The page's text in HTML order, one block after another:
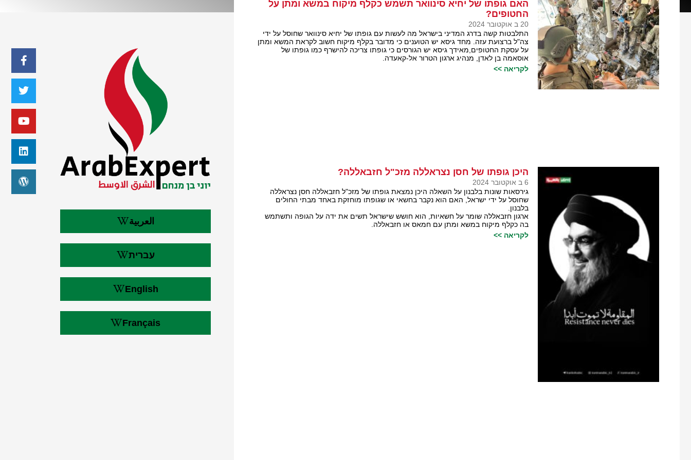
האם גופתו של יחיא סינוואר תשמש כקלף מיקוח במשא ומתן על
החטופים?
20 ב אוקטובר 2024
התלבטות קשה בדרג המדיני בישראל מה לעשות עם גופתו של יחיא סינוואר שחוסל על ידי
צה"ל ברצועת עזה. מחד גיסא יש הטוענים כי מדובר בקלף מיקוח חשוב לקראת המשא ומתן
על עסקת החטופים,מאידך גיסא יש הגורסים כי גופתו צריכה להישרף כמו גופתו של
אוסאמה בן לאדן, מנהיג ארגון הטרור אל-קאעדה.
לקריאה >>
היכן גופתו של חסן נצראללה מזכ"ל חזבאללה?
6 ב אוקטובר 2024
גירסאות שונות בלבנון על השאלה היכן נמצאת גופתו של מזכ"ל חזבאללה חסן נצראללה
שחוסל על ידי ישראל, האם הוא נקבר בחשאי או שגופתו מוחזקת באחד מבתי החולים
בלבנון.
ארגון חזבאללה שומר על חשאיות, הוא חושש שישראל תשים את ידה על הגופה ותשתמש
בה כקלף מיקוח במשא ומתן עם חמאס או חזבאללה.
לקריאה >>
العربية
עברית
English
Français